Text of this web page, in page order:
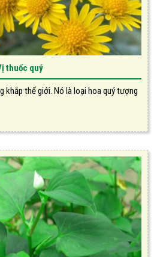
thuốc quý
khắp thế giới. Nó là loại hoa quý tượng